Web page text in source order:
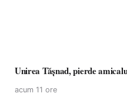
Unirea Tășnad, pierde
acum 11 ore